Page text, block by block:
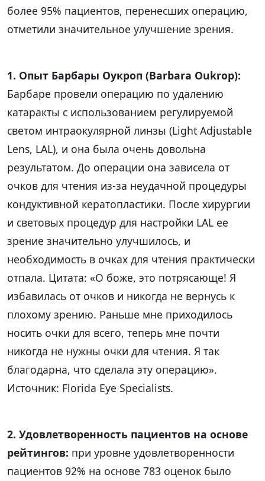
более 95% пациентов, перенесших операцию,
отметили значительное улучшение зрения.
1. Опыт Барбары Оукроп (Barbara Oukrop):
Барбаре провели операцию по удалению
катаракты с использованием регулируемой
светом интраокулярной линзы (Light Adjustable
Lens, LAL), и она была очень довольна
результатом. До операции она зависела от
очков для чтения из-за неудачной процедуры
кондуктивной кератопластики. После хирургии
и световых процедур для настройки LAL ее
зрение значительно улучшилось, и
необходимость в очках для чтения практически
отпала. Цитата: «О боже, это потрясающе! Я
избавилась от очков и никогда не вернусь к
плохому зрению. Раньше мне приходилось
носить очки для всего, теперь мне почти
никогда не нужны очки для чтения. Я так
благодарна, что сделала эту операцию».
Источник: Florida Eye Specialists.
2. Удовлетворенность пациентов на основе
рейтингов: при уровне удовлетворенности
пациентов 92% на основе 783 оценок было